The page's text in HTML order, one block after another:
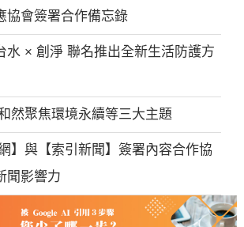
協會簽署合作備忘錄
水 × 創淨 聯名推出全新生活防護方
然聚焦環境永續等三大主題
】與【索引新聞】簽署內容合作協
聞影響力